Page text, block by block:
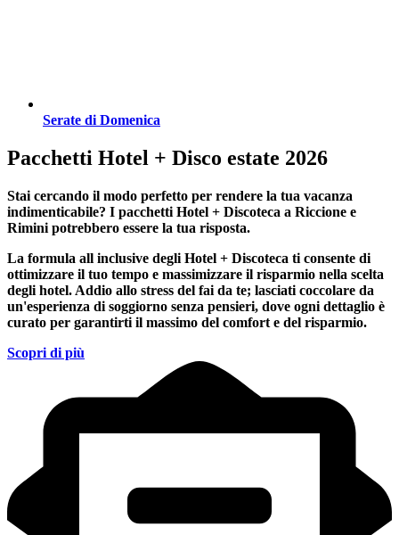
Serate di Domenica
Pacchetti Hotel + Disco estate 2026
Stai cercando il modo perfetto per rendere la tua vacanza
indimenticabile? I pacchetti Hotel + Discoteca a Riccione e
Rimini potrebbero essere la tua risposta.
La formula all inclusive degli Hotel + Discoteca ti consente di
ottimizzare il tuo tempo e massimizzare il risparmio nella scelta
degli hotel. Addio allo stress del fai da te; lasciati coccolare da
un'esperienza di soggiorno senza pensieri, dove ogni dettaglio è
curato per garantirti il massimo del comfort e del risparmio.
Scopri di più